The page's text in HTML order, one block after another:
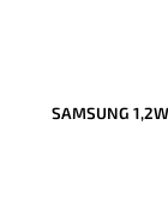
SAMSUNG